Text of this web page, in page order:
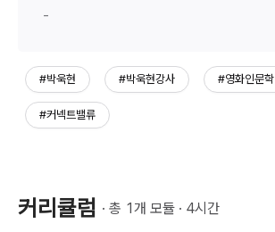
-
#박욱현 #박욱현강사 #영화인문학
#커넥트밸류
커리큘럼 · 총 1개 모듈 · 4시간